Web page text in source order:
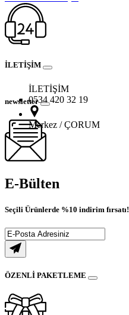
İLETİŞİM
İLETİŞİM
0534 420 32 19
Merkez / ÇORUM
newsletter
E-Bülten
Seçili Ürünlerde %10 indirim fırsatı!
ÖZENLİ PAKETLEME